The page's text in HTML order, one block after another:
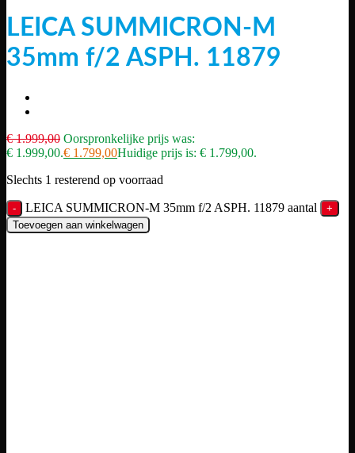
LEICA SUMMICRON-M
35mm f/2 ASPH. 11879
€1.999,00 Oorspronkelijke prijs was:
€ 1.999,00.€ 1.799,00Huidige prijs is: € 1.799,00.
Slechts 1 resterend op voorraad
LEICA SUMMICRON-M 35mm f/2 ASPH. 11879 aantal
Toevoegen aan winkelwagen